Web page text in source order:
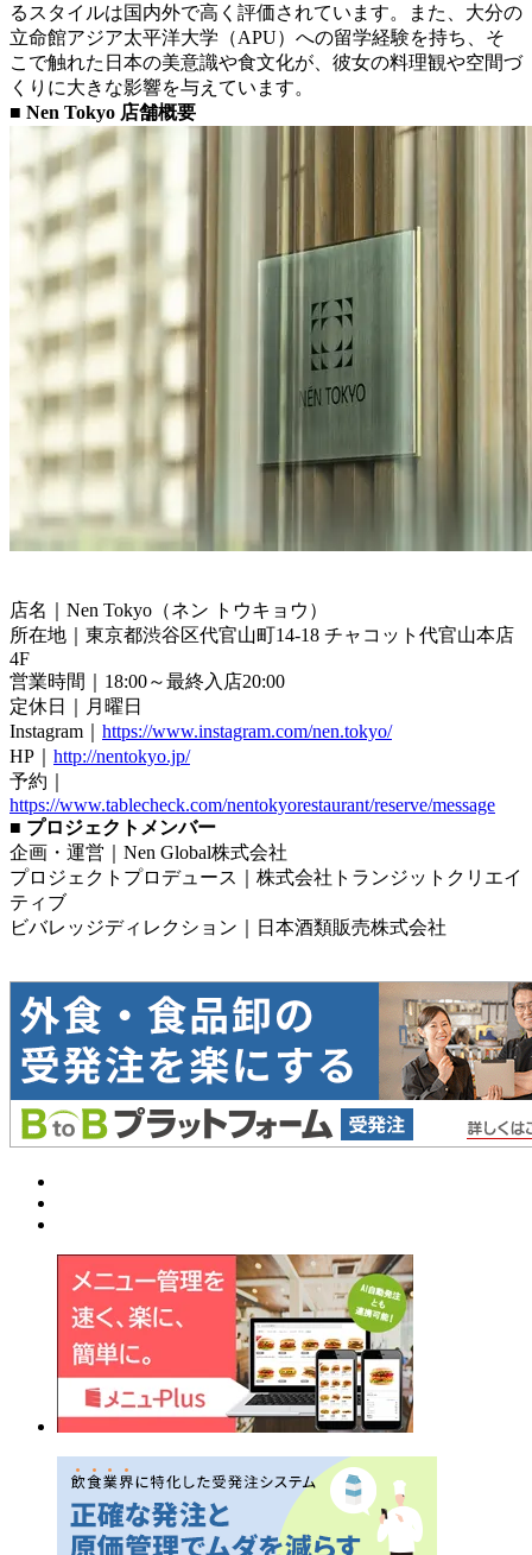
るスタイルは国内外で高く評価されています。また、大分の
立命館アジア太平洋大学（APU）への留学経験を持ち、そ
こで触れた日本の美意識や食文化が、彼女の料理観や空間づ
くりに大きな影響を与えています。
■ Nen Tokyo 店舗概要
店名｜Nen Tokyo（ネン トウキョウ）
所在地｜東京都渋谷区代官山町14-18 チャコット代官山本店
4F
営業時間｜18:00～最終入店20:00
定休日｜月曜日
Instagram｜ https://www.instagram.com/nen.tokyo/
HP｜ http://nentokyo.jp/
予約｜
https://www.tablecheck.com/nentokyorestaurant/reserve/message
■ プロジェクトメンバー
企画・運営｜Nen Global株式会社
プロジェクトプロデュース｜株式会社トランジットクリエイ
ティブ
ビバレッジディレクション｜日本酒類販売株式会社